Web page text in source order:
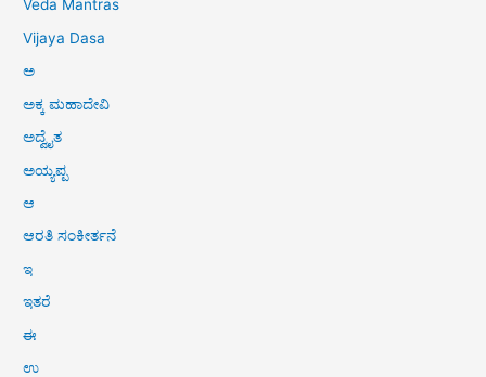
Veda Mantras
Vijaya Dasa
ಅ
ಅಕ್ಕ ಮಹಾದೇವಿ
ಅದ್ವೈತ
ಅಯ್ಯಪ್ಪ
ಆ
ಆರತಿ ಸಂಕೀರ್ತನೆ
ಇ
ಇತರೆ
ಈ
ಉ